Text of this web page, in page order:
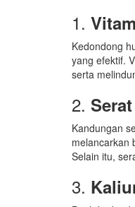
1.
Kedondong
yang efektif.
serta
2. Serat
Kandungan
melancarkan
Selain itu,
3.